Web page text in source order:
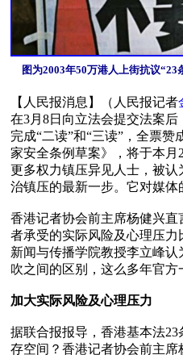
图为2003年50万港人上街抗议“23
【人民报消息】（人民报记者
在3月8日向立法会提交法案
完成“二读”和“三读”，全票赞
家安全条例草案》，将于本月
更多权力镇压异见人士，被认
治镇压的最新一步。它对媒体
香港记者协会前主席杨健兴
者承受的实际风险及心理压
新闻与传播学院教授李立峰
吹之间的区别，这么多年官方
加大实际风险及心理压力
据联合报报导，香港基本法
存空间？香港记者协会前主